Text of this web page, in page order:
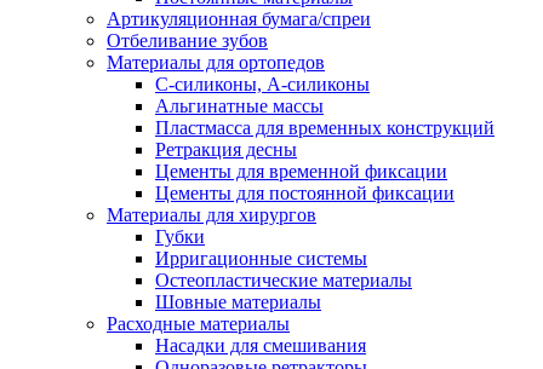
Артикуляционная бумага/спреи
Отбеливание зубов
Материалы для ортопедов
C-силиконы, А-силиконы
Альгинатные массы
Пластмасса для временных конструкций
Ретракция десны
Цементы для временной фиксации
Цементы для постоянной фиксации
Материалы для хирургов
Губки
Ирригационные системы
Остеопластические материалы
Шовные материалы
Расходные материалы
Насадки для смешивания